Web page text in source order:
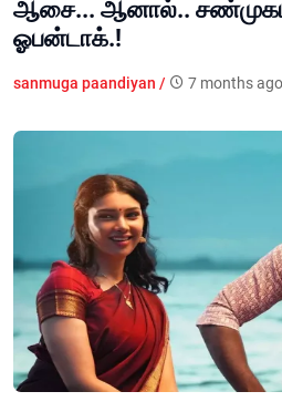
ஆசை... ஆனால்..
ஓபன்டாக்.!
sanmuga paandiyan / 7 months ago